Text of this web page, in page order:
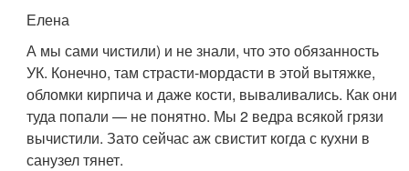
Елена
А мы сами чистили) и не знали, что это обязанность
УК. Конечно, там страсти-мордасти в этой вытяжке,
обломки кирпича и даже кости, вываливались. Как они
туда попали — не понятно. Мы 2 ведра всякой грязи
вычистили. Зато сейчас аж свистит когда с кухни в
санузел тянет.